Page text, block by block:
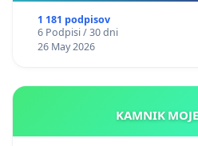
1 181 podpisov
6 Podpisi / 30 dni
26 May 2026